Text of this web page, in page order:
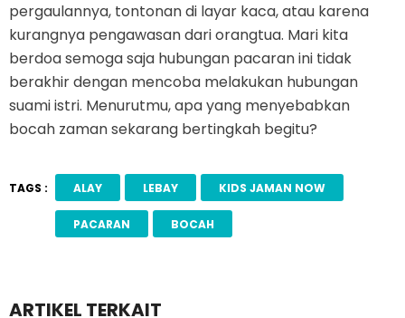
pergaulannya, tontonan di layar kaca, atau karena
kurangnya pengawasan dari orangtua. Mari kita
berdoa semoga saja hubungan pacaran ini tidak
berakhir dengan mencoba melakukan hubungan
suami istri. Menurutmu, apa yang menyebabkan
bocah zaman sekarang bertingkah begitu?
TAGS : ALAY LEBAY KIDS JAMAN NOW
PACARAN BOCAH
ARTIKEL TERKAIT